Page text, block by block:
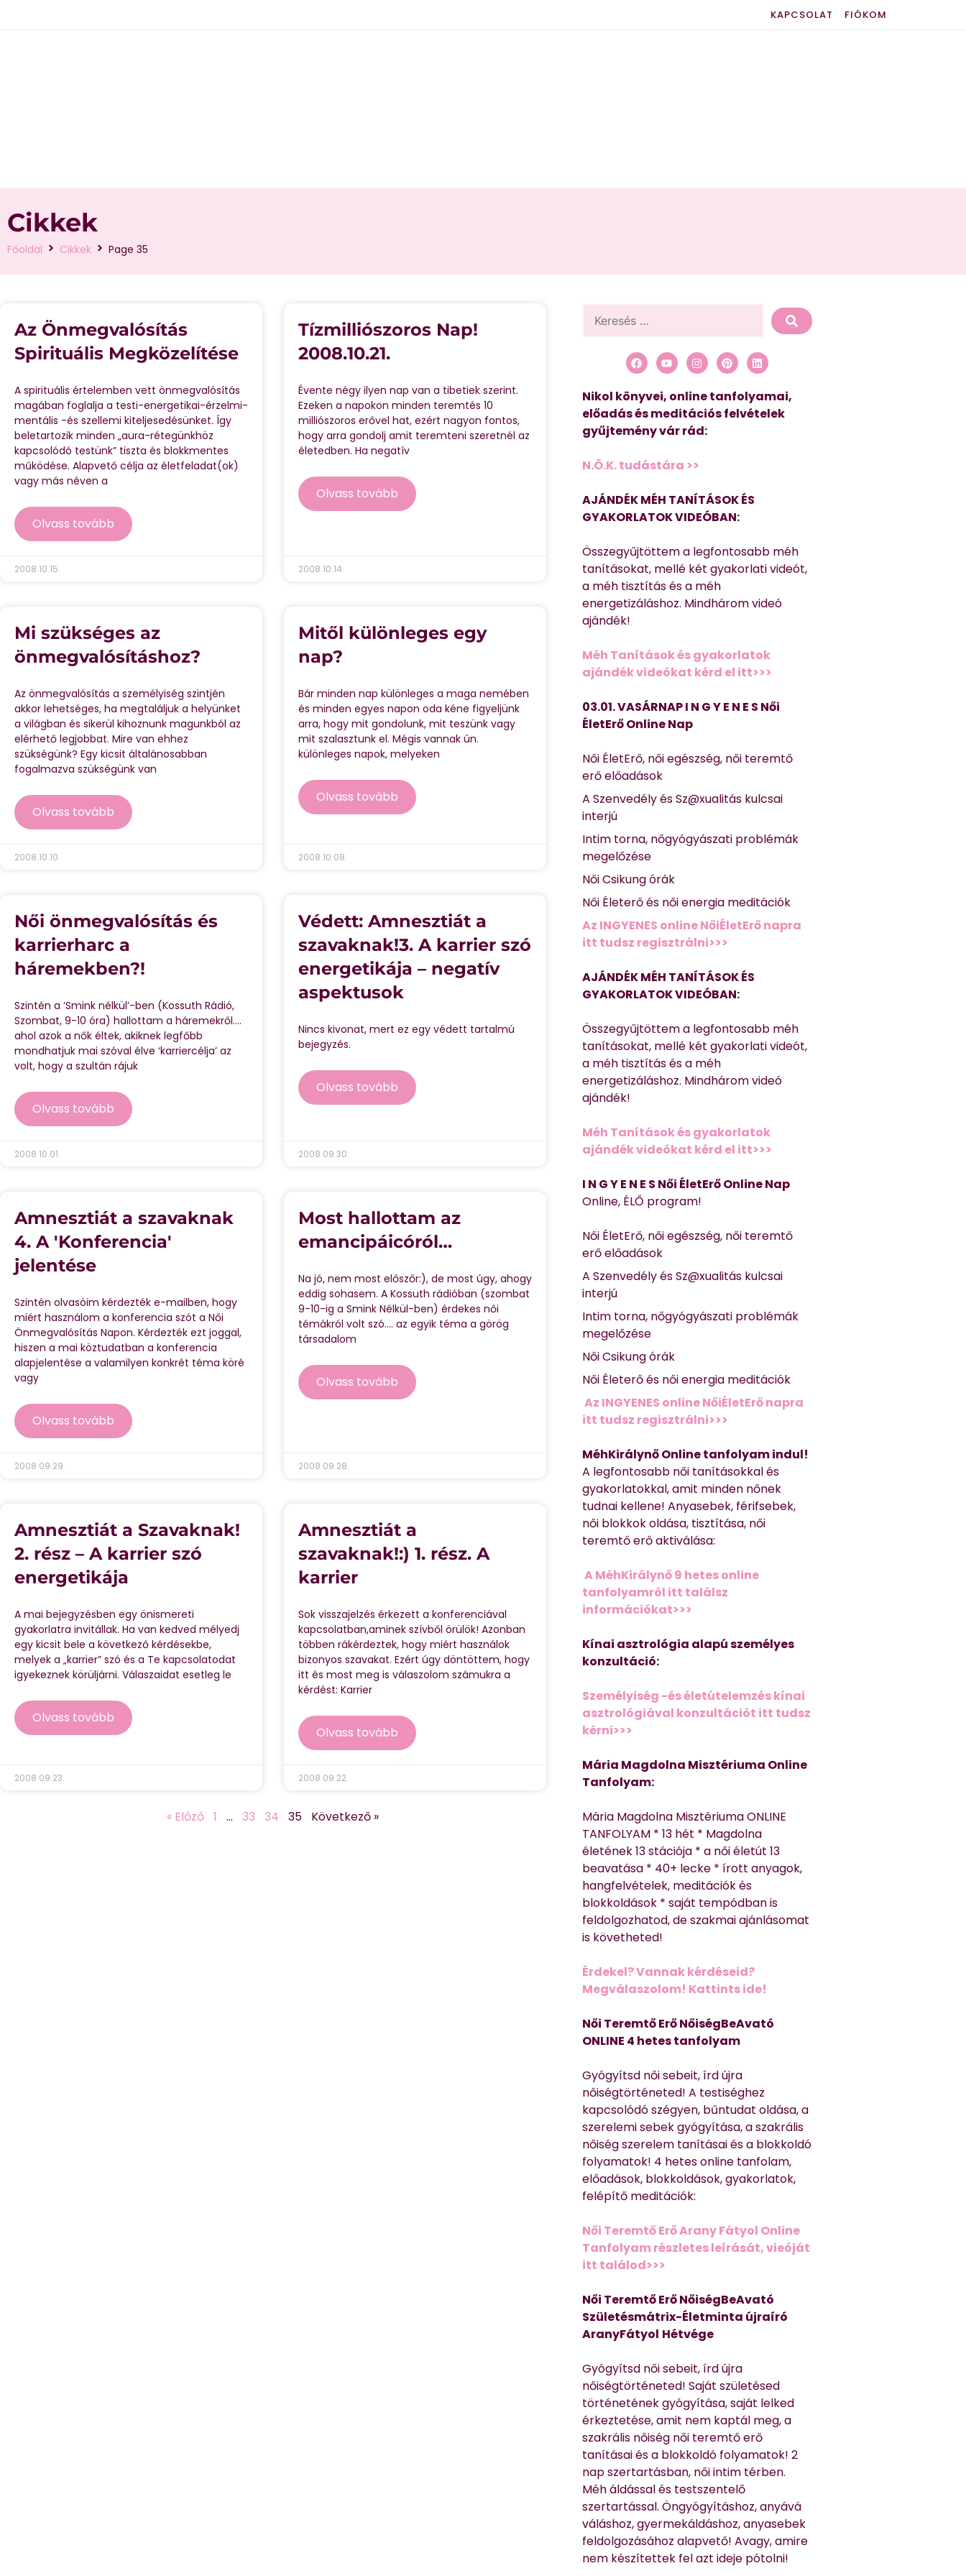
KAPCSOLAT FIÓKOM
Cikkek
Főoldal Cikkek Page 35
Az Önmegvalósítás
Spirituális Megközelítése
A spirituális értelemben vett önmegvalósítás
magában foglalja a testi-energetikai-érzelmi-
mentális -és szellemi kiteljesedésünket. Így
beletartozik minden „aura-rétegünkhöz
kapcsolódó testünk” tiszta és blokkmentes
működése. Alapvető célja az életfeladat(ok)
vagy más néven a
Olvass tovább
2008.10.15.
Tízmilliószoros Nap!
2008.10.21.
Évente négy ilyen nap van a tibetiek szerint.
Ezeken a napokon minden teremtés 10
milliószoros erővel hat, ezért nagyon fontos,
hogy arra gondolj amit teremteni szeretnél az
életedben. Ha negatív
Olvass tovább
2008.10.14.
Mi szükséges az
önmegvalósításhoz?
Az önmegvalósítás a személyiség szintjén
akkor lehetséges, ha megtaláljuk a helyünket
a világban és sikerül kihoznunk magunkból az
elérhető legjobbat. Mire van ehhez
szükségünk? Egy kicsit általánosabban
fogalmazva szükségünk van
Olvass tovább
2008.10.10.
Mitől különleges egy
nap?
Bár minden nap különleges a maga nemében
és minden egyes napon oda kéne figyeljünk
arra, hogy mit gondolunk, mit teszünk vagy
mit szalasztunk el. Mégis vannak ún.
különleges napok, melyeken
Olvass tovább
2008.10.08.
Női önmegvalósítás és
karrierharc a
háremekben?!
Szintén a ‘Smink nélkül’-ben (Kossuth Rádió,
Szombat, 9-10 óra) hallottam a háremekről….
ahol azok a nők éltek, akiknek legfőbb
mondhatjuk mai szóval élve ‘karriercélja’ az
volt, hogy a szultán rájuk
Olvass tovább
2008.10.01.
Védett: Amnesztiát a
szavaknak!3. A karrier szó
energetikája – negatív
aspektusok
Nincs kivonat, mert ez egy védett tartalmú
bejegyzés.
Olvass tovább
2008.09.30.
Amnesztiát a szavaknak
4. A 'Konferencia'
jelentése
Szintén olvasóim kérdezték e-mailben, hogy
miért használom a konferencia szót a Női
Önmegvalósítás Napon. Kérdezték ezt joggal,
hiszen a mai köztudatban a konferencia
alapjelentése a valamilyen konkrét téma köré
vagy
Olvass tovább
2008.09.29.
Most hallottam az
emancipáicóról…
Na jó, nem most előszőr:), de most úgy, ahogy
eddig sohasem. A Kossuth rádióban (szombat
9-10-ig a Smink Nélkül-ben) érdekes női
témákról volt szó…. az egyik téma a görög
társadalom
Olvass tovább
2008.09.28.
Amnesztiát a Szavaknak!
2. rész – A karrier szó
energetikája
A mai bejegyzésben egy önismereti
gyakorlatra invitállak. Ha van kedved mélyedj
egy kicsit bele a következő kérdésekbe,
melyek a „karrier” szó és a Te kapcsolatodat
igyekeznek körüljárni. Válaszaidat esetleg le
Olvass tovább
2008.09.23.
Amnesztiát a
szavaknak!:) 1. rész. A
karrier
Sok visszajelzés érkezett a konferenciával
kapcsolatban,aminek szívből örülök! Azonban
többen rákérdeztek, hogy miért használok
bizonyos szavakat. Ezért úgy döntöttem, hogy
itt és most meg is válaszolom számukra a
kérdést: Karrier
Olvass tovább
2008.09.22.
« Előző 1 … 33 34 35 Következő »
Nikol könyvei, online tanfolyamai,
előadás és meditációs felvételek
gyűjtemény vár rád:
N.Ö.K. tudástára >>
AJÁNDÉK MÉH TANÍTÁSOK ÉS
GYAKORLATOK VIDEÓBAN:
Összegyűjtöttem a legfontosabb méh
tanításokat, mellé két gyakorlati videót,
a méh tisztítás és a méh
energetizáláshoz. Mindhárom videó
ajándék!
Méh Tanítások és gyakorlatok
ajándék videókat kérd el itt>>>
03.01. VASÁRNAP I N G Y E N E S Női
ÉletErő Online Nap
Női ÉletErő, női egészség, női teremtő
erő előadások
A Szenvedély és Sz@xualitás kulcsai
interjú
Intim torna, nőgyógyászati problémák
megelőzése
Női Csikung órák
Női Életerő és női energia meditációk
Az INGYENES online NőiÉletErő napra
itt tudsz regisztrálni>>>
AJÁNDÉK MÉH TANÍTÁSOK ÉS
GYAKORLATOK VIDEÓBAN:
Összegyűjtöttem a legfontosabb méh
tanításokat, mellé két gyakorlati videót,
a méh tisztítás és a méh
energetizáláshoz. Mindhárom videó
ajándék!
Méh Tanítások és gyakorlatok
ajándék videókat kérd el itt>>>
I N G Y E N E S Női ÉletErő Online Nap
Online, ÉLŐ program!
Női ÉletErő, női egészség, női teremtő
erő előadások
A Szenvedély és Sz@xualitás kulcsai
interjú
Intim torna, nőgyógyászati problémák
megelőzése
Női Csikung órák
Női Életerő és női energia meditációk
Az INGYENES online NőiÉletErő napra
itt tudsz regisztrálni>>>
MéhKirálynő Online tanfolyam indul!
A legfontosabb női tanításokkal és
gyakorlatokkal, amit minden nőnek
tudnai kellene! Anyasebek, férifsebek,
női blokkok oldása, tisztítása, női
teremtő erő aktiválása:
A MéhKirálynő 9 hetes online
tanfolyamról itt találsz
információkat>>>
Kínai asztrológia alapú személyes
konzultáció:
Személyiség -és életútelemzés kínai
asztrológiával konzultációt itt tudsz
kérni>>>
Mária Magdolna Misztériuma Online
Tanfolyam:
Mária Magdolna Misztériuma ONLINE
TANFOLYAM * 13 hét * Magdolna
életének 13 stációja * a női életút 13
beavatása * 40+ lecke * írott anyagok,
hangfelvételek, meditációk és
blokkoldások * saját tempódban is
feldolgozhatod, de szakmai ajánlásomat
is követheted!
Érdekel? Vannak kérdéseid?
Megválaszolom! Kattints ide!
Női Teremtő Erő NőiségBeAvató
ONLINE 4 hetes tanfolyam
Gyógyítsd női sebeit, írd újra
nőiségtörténeted! A testiséghez
kapcsolódó szégyen, bűntudat oldása, a
szerelemi sebek gyógyítása, a szakrális
nőiség szerelem tanításai és a blokkoldó
folyamatok! 4 hetes online tanfolam,
előadások, blokkoldások, gyakorlatok,
felépítő meditációk:
Női Teremtő Erő Arany Fátyol Online
Tanfolyam részletes leírását, vieóját
itt találod>>>
Női Teremtő Erő NőiségBeAvató
Születésmátrix-Életminta újraíró
AranyFátyol Hétvége
Gyógyítsd női sebeit, írd újra
nőiségtörténeted! Saját születésed
történetének gyógyítása, saját lelked
érkeztetése, amit nem kaptál meg, a
szakrális nőiség női teremtő erő
tanításai és a blokkoldó folyamatok! 2
nap szertartásban, női intim térben.
Méh áldással és testszentelő
szertartással. Öngyógyításhoz, anyává
váláshoz, gyermekáldáshoz, anyasebek
feldolgozásához alapvető! Avagy, amire
nem készítettek fel azt ideje pótolni!